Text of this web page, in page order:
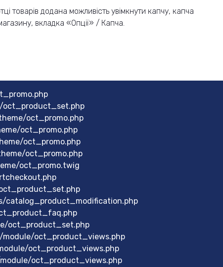
товарів додана можливість увімкнути капчу, капча
вкладка «Опції» / Капча.
oct_product_set.php
oct_promo.php
oct_promo.php
oct_promo.php
oct_promo.php
oct_promo.twig
catalog_product_modification.php
oct_product_set.php
oct_product_views.php
oct_product_views.php
oct_product_views.php